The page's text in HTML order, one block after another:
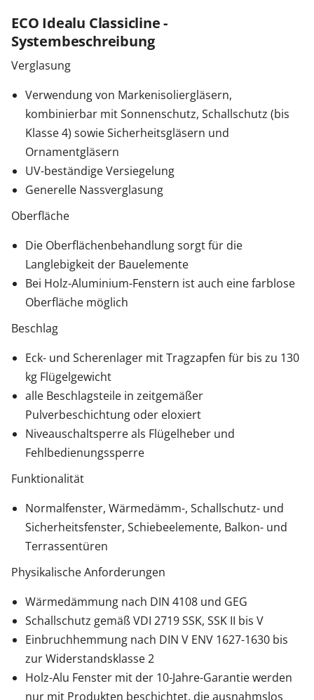
ECO Idealu Classicline -
Systembeschreibung
Verglasung
Verwendung von Markenisoliergläsern,
kombinierbar mit Sonnenschutz, Schallschutz (bis
Klasse 4) sowie Sicherheitsgläsern und
Ornamentgläsern
UV-beständige Versiegelung
Generelle Nassverglasung
Oberfläche
Die Oberflächenbehandlung sorgt für die
Langlebigkeit der Bauelemente
Bei Holz-Aluminium-Fenstern ist auch eine farblose
Oberfläche möglich
Beschlag
Eck- und Scherenlager mit Tragzapfen für bis zu 130
kg Flügelgewicht
alle Beschlagsteile in zeitgemäßer
Pulverbeschichtung oder eloxiert
Niveauschaltsperre als Flügelheber und
Fehlbedienungssperre
Funktionalität
Normalfenster, Wärmedämm-, Schallschutz- und
Sicherheitsfenster, Schiebeelemente, Balkon- und
Terrassentüren
Physikalische Anforderungen
Wärmedämmung nach DIN 4108 und GEG
Schallschutz gemäß VDI 2719 SSK, SSK II bis V
Einbruchhemmung nach DIN V ENV 1627-1630 bis
zur Widerstandsklasse 2
Holz-Alu Fenster mit der 10-Jahre-Garantie werden
nur mit Produkten beschichtet, die ausnahmslos